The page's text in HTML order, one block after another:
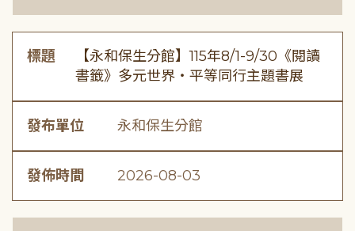
標題
【永和保生分館】115年8/1-9/30《閱讀
書籤》多元世界・平等同行主題書展
發布單位 永和保生分館
發佈時間 2026-08-03